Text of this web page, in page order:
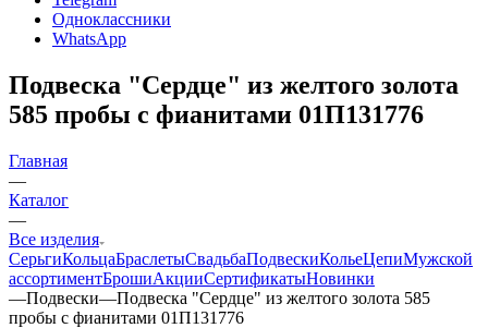
Одноклассники
WhatsApp
Подвеска "Сердце" из желтого золота
585 пробы с фианитами 01П131776
Главная
—
Каталог
—
Все изделия
СерьгиКольцаБраслетыСвадьбаПодвескиКольеЦепиМужской
ассортиментБрошиАкцииСертификатыНовинки
—Подвески—Подвеска "Сердце" из желтого золота 585
пробы с фианитами 01П131776